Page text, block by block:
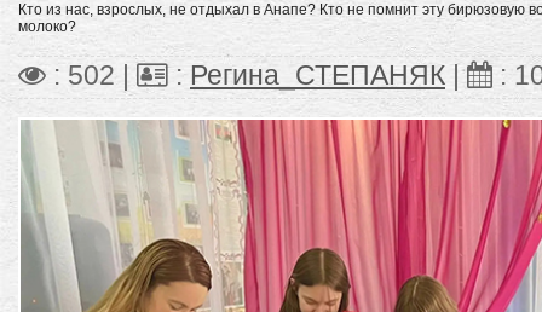
Кто из нас, взрослых, не отдыхал в Анапе? Кто не помнит эту бирюзовую
молоко?
: 502 | : Регина_СТЕПАНЯК | :